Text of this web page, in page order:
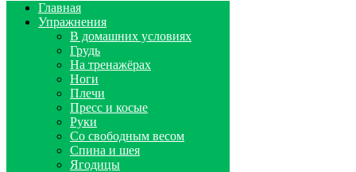
Главная
Упражнения
В домашних условиях
Грудь
На тренажёрах
Ноги
Плечи
Пресс и косые
Руки
Со свободным весом
Спина и шея
Ягодицы